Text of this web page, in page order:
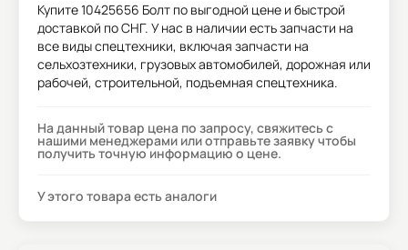
Купите10425656 Болт по выгодной цене и быстрой
доставкой по СНГ. У нас в наличии есть запчасти на
все виды спецтехники, включая запчасти на
сельхозтехники, грузовых автомобилей, дорожная или
рабочей, строительной, подъемная спецтехника.
На данный товар цена по запросу, свяжитесь с
нашими менеджерами или отправьте заявку чтобы
получить точную информацию о цене.
У этого товара есть аналоги